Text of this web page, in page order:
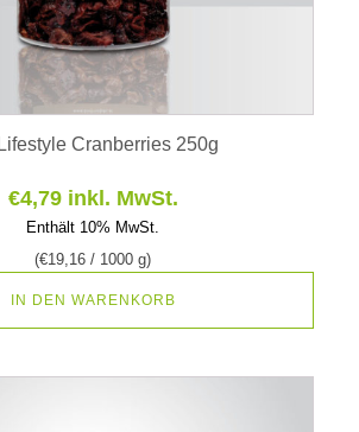
Cranberries 250g
€4,79 inkl. MwSt.
Enthält 10% MwSt.
(€19,16 / 1000 g)
IN DEN WARENKORB